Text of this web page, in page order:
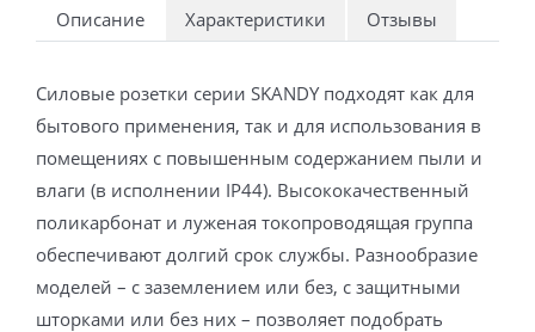
Описание Характеристики Отзывы
Силовые розетки серии SKANDY подходят как для
бытового применения, так и для использования в
помещениях с повышенным содержанием пыли и
влаги (в исполнении IP44). Высококачественный
поликарбонат и луженая токопроводящая группа
обеспечивают долгий срок службы. Разнообразие
моделей – с заземлением или без, с защитными
шторками или без них – позволяет подобрать